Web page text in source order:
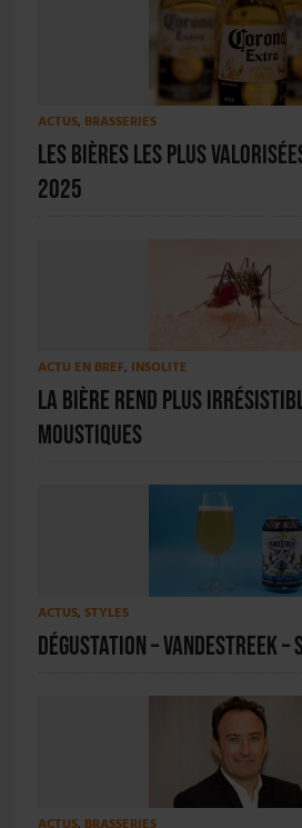
ACTUS, BRASSERIES
Les bières les plus
2025
ACTU EN BREF, INSOLITE
La bière rend plus
moustiques
ACTUS, STYLES
Dégustation – VandeStreek